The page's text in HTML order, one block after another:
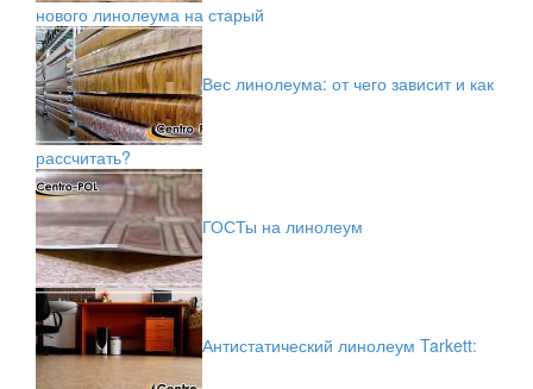
нового линолеума на старый
Вес линолеума: от чего зависит и как
рассчитать?
ГОСТы на линолеум
Антистатический линолеум Tarkett: